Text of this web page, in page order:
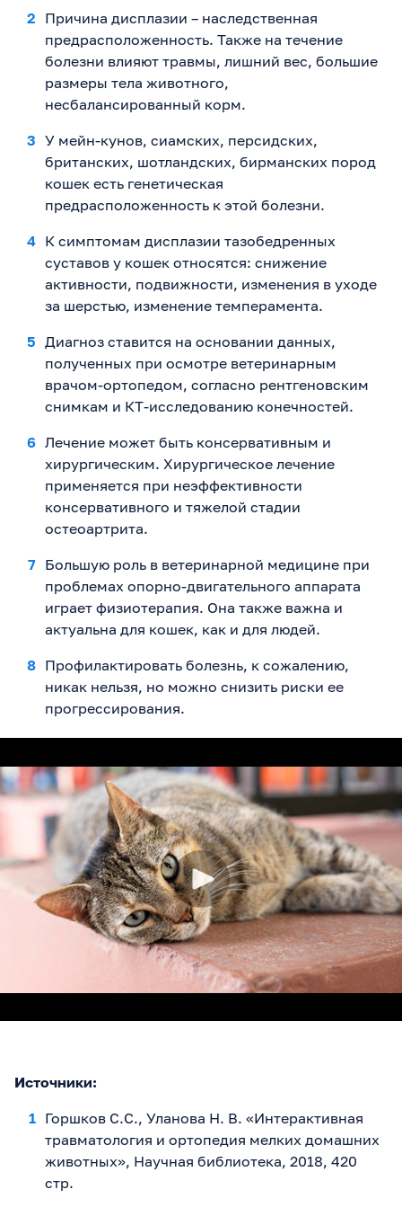
Причина дисплазии – наследственная
предрасположенность. Также на течение
болезни влияют травмы, лишний вес, большие
размеры тела животного,
несбалансированный корм.
У мейн-кунов, сиамских, персидских,
британских, шотландских, бирманских пород
кошек есть генетическая
предрасположенность к этой болезни.
К симптомам дисплазии тазобедренных
суставов у кошек относятся: снижение
активности, подвижности, изменения в уходе
за шерстью, изменение темперамента.
Диагноз ставится на основании данных,
полученных при осмотре ветеринарным
врачом-ортопедом, согласно рентгеновским
снимкам и КТ-исследованию конечностей.
Лечение может быть консервативным и
хирургическим. Хирургическое лечение
применяется при неэффективности
консервативного и тяжелой стадии
остеоартрита.
Большую роль в ветеринарной медицине при
проблемах опорно-двигательного аппарата
играет физиотерапия. Она также важна и
актуальна для кошек, как и для людей.
Профилактировать болезнь, к сожалению,
никак нельзя, но можно снизить риски ее
прогрессирования.
Источники:
Горшков С.С., Уланова Н. В. «Интерактивная
травматология и ортопедия мелких домашних
животных», Научная библиотека, 2018, 420
стр.